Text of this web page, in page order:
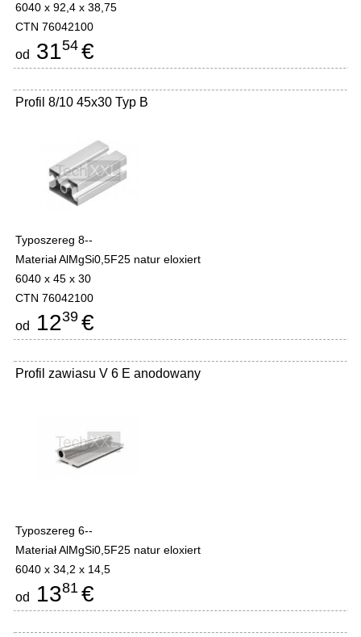
6040 x 92,4 x 38,75
CTN 76042100
od 3154 €
Profil 8/10 45x30 Typ B
Typoszereg 8--
Materiał AlMgSi0,5F25 natur eloxiert
6040 x 45 x 30
CTN 76042100
od 1239 €
Profil zawiasu V 6 E anodowany
Typoszereg 6--
Materiał AlMgSi0,5F25 natur eloxiert
6040 x 34,2 x 14,5
od 1381 €